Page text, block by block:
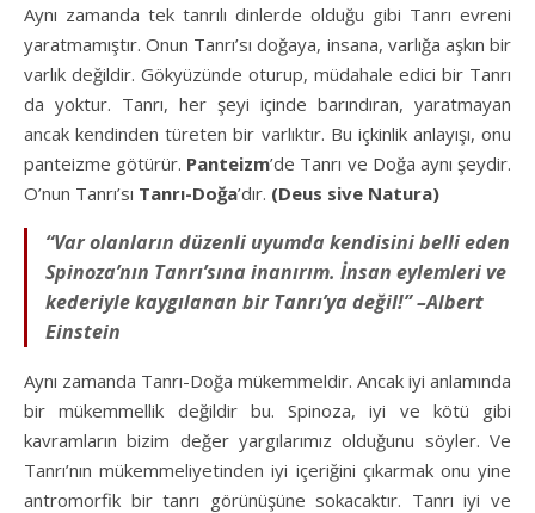
Aynı zamanda tek tanrılı dinlerde olduğu gibi Tanrı evreni
yaratmamıştır. Onun Tanrı’sı doğaya, insana, varlığa aşkın bir
varlık değildir. Gökyüzünde oturup, müdahale edici bir Tanrı
da yoktur. Tanrı, her şeyi içinde barındıran, yaratmayan
ancak kendinden türeten bir varlıktır. Bu içkinlik anlayışı, onu
panteizme götürür. Panteizm’de Tanrı ve Doğa aynı şeydir.
O’nun Tanrı’sı Tanrı-Doğa’dır. (Deus sive Natura)
“Var olanların düzenli uyumda kendisini belli eden
Spinoza’nın Tanrı’sına inanırım. İnsan eylemleri ve
kederiyle kaygılanan bir Tanrı’ya değil!” –Albert
Einstein
Aynı zamanda Tanrı-Doğa mükemmeldir. Ancak iyi anlamında
bir mükemmellik değildir bu. Spinoza, iyi ve kötü gibi
kavramların bizim değer yargılarımız olduğunu söyler. Ve
Tanrı’nın mükemmeliyetinden iyi içeriğini çıkarmak onu yine
antromorfik bir tanrı görünüşüne sokacaktır. Tanrı iyi ve